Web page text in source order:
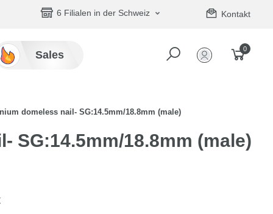
6 Filialen in der Schweiz Kontakt
Sales
0
domeless nail- SG:14.5mm/18.8mm (male)
SG:14.5mm/18.8mm (male)